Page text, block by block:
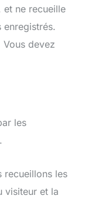
et ne recueille
enregistrés.
devez
les
recueillons les
visiteur et la